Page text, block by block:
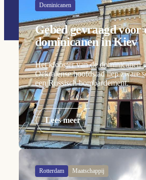
Dominicanen
Gebed gevraagd voor
dominicanen in Kiev
Het klooster van de dominicanen
Oekraïense hoofdstad liep zware
een Russisch bombardement.
Lees meer
Rotterdam Maatschappij